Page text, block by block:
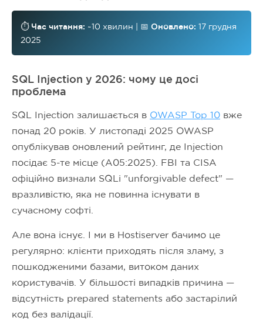
⏱️ Час читання: ~10 хвилин | 📅 Оновлено: 17 грудня
2025
SQL Injection у 2026: чому це досі
проблема
SQL Injection залишається в OWASP Top 10 вже
понад 20 років. У листопаді 2025 OWASP
опублікував оновлений рейтинг, де Injection
посідає 5-те місце (A05:2025). FBI та CISA
офіційно визнали SQLi "unforgivable defect" —
вразливістю, яка не повинна існувати в
сучасному софті.
Але вона існує. І ми в Hostiserver бачимо це
регулярно: клієнти приходять після зламу, з
пошкодженими базами, витоком даних
користувачів. У більшості випадків причина —
відсутність prepared statements або застарілий
код без валідації.